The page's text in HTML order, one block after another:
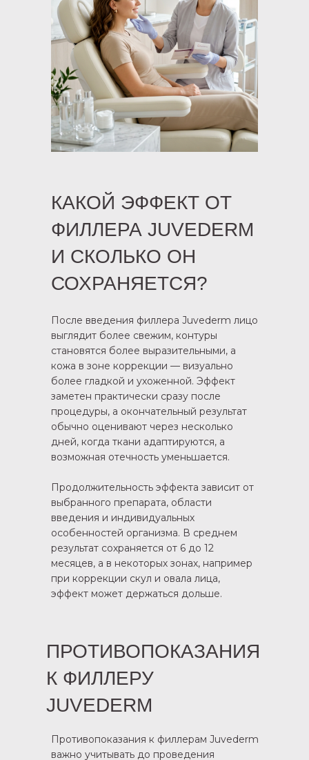
КАКОЙ ЭФФЕКТ ОТ
ФИЛЛЕРА JUVEDERM
И СКОЛЬКО ОН
СОХРАНЯЕТСЯ?
После введения филлера Juvederm лицо
выглядит более свежим, контуры
становятся более выразительными, а
кожа в зоне коррекции — визуально
более гладкой и ухоженной. Эффект
заметен практически сразу после
процедуры, а окончательный результат
обычно оценивают через несколько
дней, когда ткани адаптируются, а
возможная отечность уменьшается.
Продолжительность эффекта зависит от
выбранного препарата, области
введения и индивидуальных
особенностей организма. В среднем
результат сохраняется от 6 до 12
месяцев, а в некоторых зонах, например
при коррекции скул и овала лица,
эффект может держаться дольше.
ПРОТИВОПОКАЗАНИЯ
К ФИЛЛЕРУ
JUVEDERM
Противопоказания к филлерам Juvederm
важно учитывать до проведения